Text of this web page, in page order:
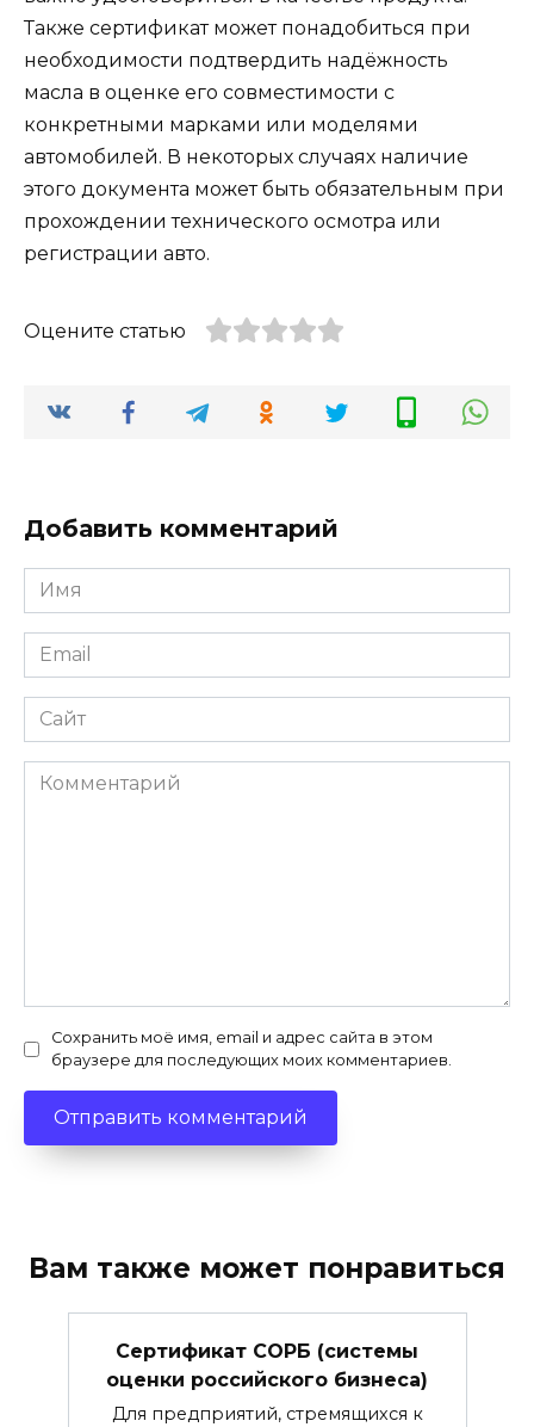
Также сертификат может понадобиться при
необходимости подтвердить надёжность
масла в оценке его совместимости с
конкретными марками или моделями
автомобилей. В некоторых случаях наличие
этого документа может быть обязательным при
прохождении технического осмотра или
регистрации авто.
Оцените статью
Добавить комментарий
Имя
*
Email
*
Сайт
Комментарий
Сохранить моё имя, email и адрес сайта в этом
браузере для последующих моих комментариев.
Вам также может понравиться
Сертификат СОРБ (системы
оценки российского бизнеса)
Для предприятий, стремящихся к